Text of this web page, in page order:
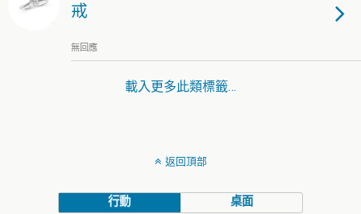
戒
無回應
載入更多此類標籤…
返回頂部
行動 桌面